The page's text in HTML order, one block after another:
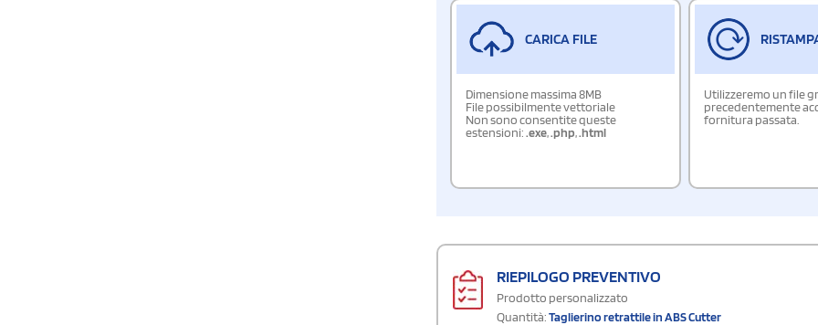
CARICA FILE
Dimensione massima 8MB
File possibilmente vettoriale
Non sono consentite queste
estensioni:.exe,.php,.html
Utilizzeremo un file
precedentemente
fornitura passata.
RIEPILOGO PREVENTIVO
Prodotto personalizzato
Quantità:Taglierino retrattile in ABS Cutter